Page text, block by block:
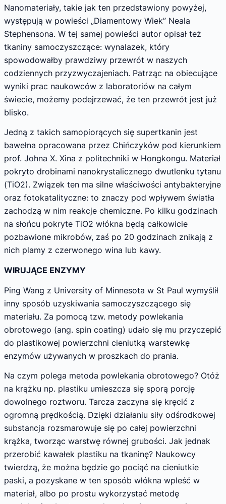
Nanomateriały, takie jak ten przedstawiony powyżej,
występują w powieści „Diamentowy Wiek” Neala
Stephensona. W tej samej powieści autor opisał też
tkaniny samoczyszczące: wynalazek, który
spowodowałby prawdziwy przewrót w naszych
codziennych przyzwyczajeniach. Patrząc na obiecujące
wyniki prac naukowców z laboratoriów na całym
świecie, możemy podejrzewać, że ten przewrót jest już
blisko.
Jedną z takich samopiorących się supertkanin jest
bawełna opracowana przez Chińczyków pod kierunkiem
prof. Johna X. Xina z politechniki w Hongkongu. Materiał
pokryto drobinami nanokrystalicznego dwutlenku tytanu
(TiO2). Związek ten ma silne właściwości antybakteryjne
oraz fotokatalityczne: to znaczy pod wpływem światła
zachodzą w nim reakcje chemiczne. Po kilku godzinach
na słońcu pokryte TiO2 włókna będą całkowicie
pozbawione mikrobów, zaś po 20 godzinach znikają z
nich plamy z czerwonego wina lub kawy.
WIRUJĄCE ENZYMY
Ping Wang z University of Minnesota w St Paul wymyślił
inny sposób uzyskiwania samoczyszczącego się
materiału. Za pomocą tzw. metody powlekania
obrotowego (ang. spin coating) udało się mu przyczepić
do plastikowej powierzchni cieniutką warstewkę
enzymów używanych w proszkach do prania.
Na czym polega metoda powlekania obrotowego? Otóż
na krążku np. plastiku umieszcza się sporą porcję
dowolnego roztworu. Tarcza zaczyna się kręcić z
ogromną prędkością. Dzięki działaniu siły odśrodkowej
substancja rozsmarowuje się po całej powierzchni
krążka, tworząc warstwę równej grubości. Jak jednak
przerobić kawałek plastiku na tkaninę? Naukowcy
twierdzą, że można będzie go pociąć na cieniutkie
paski, a pozyskane w ten sposób włókna wpleść w
materiał, albo po prostu wykorzystać metodę